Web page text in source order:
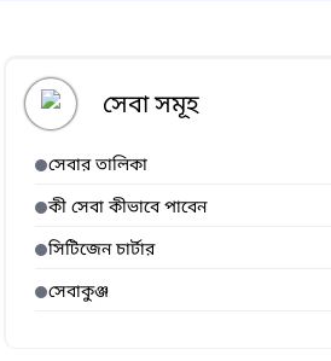
সেবা সমূহ
সেবার তালিকা
কী সেবা কীভাবে পাবেন
সিটিজেন চার্টার
সেবাকুঞ্জ